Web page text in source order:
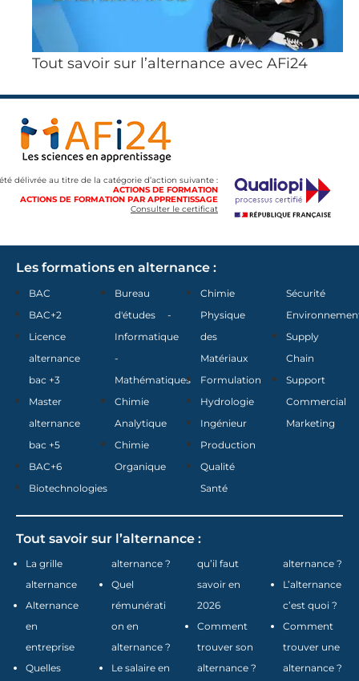
Tout savoir sur l’alternance avec AFi24
délivrée au titre de la catégorie d’action suivante :
ACTIONS DE FORMATION
ACTIONS DE FORMATION PAR APPRENTISSAGE
Consulter le certificat
Les formations en alternance :
BAC
BAC+2
Licence
alternance
bac +3
Master
alternance
bac +5
BAC+6
Biotechnologies
Bureau
d'études -
Informatique
-
Mathématiques
Chimie
Analytique
Chimie
Organique
Chimie
Physique
des
Matériaux
Formulation
Hydrologie
Ingénieur
Production
Qualité
Santé
Sécurité
Supply
Chain
Support
Commercial
Marketing
Tout savoir sur l’alternance :
La grille
alternance
Alternance
en
entreprise
Quelles
alternance ?
Quel
rémunérati
on en
alternance ?
Le salaire en
qu’il faut
savoir en
2026
Comment
trouver son
alternance ?
alternance ?
L’alternance
c’est quoi ?
Comment
trouver une
alternance ?